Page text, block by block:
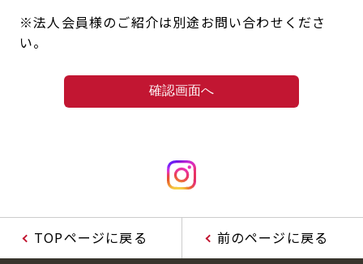
※法人会員様のご紹介は別途お問い合わせくださ
い。
TOPページに戻る 前のページに戻る